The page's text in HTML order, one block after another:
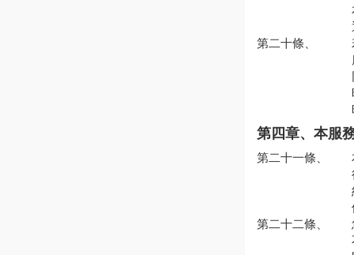
第二十條、
第四章、本服
第二十一條、
第二十二條、